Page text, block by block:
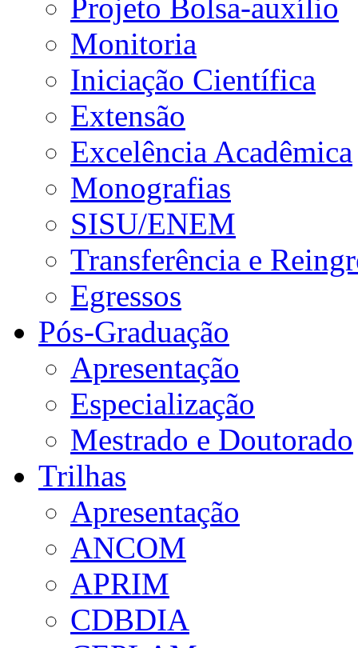
Projeto Bolsa-auxílio
Monitoria
Iniciação Científica
Extensão
Excelência Acadêmica
Monografias
SISU/ENEM
Transferência e
Egressos
Pós-Graduação
Apresentação
Especialização
Mestrado e Doutorado
Trilhas
Apresentação
ANCOM
APRIM
CDBDIA